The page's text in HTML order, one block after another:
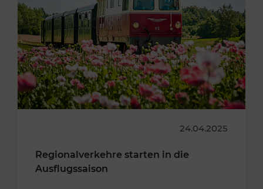
24.04.2025
Regionalverkehre starten in die
Ausflugssaison